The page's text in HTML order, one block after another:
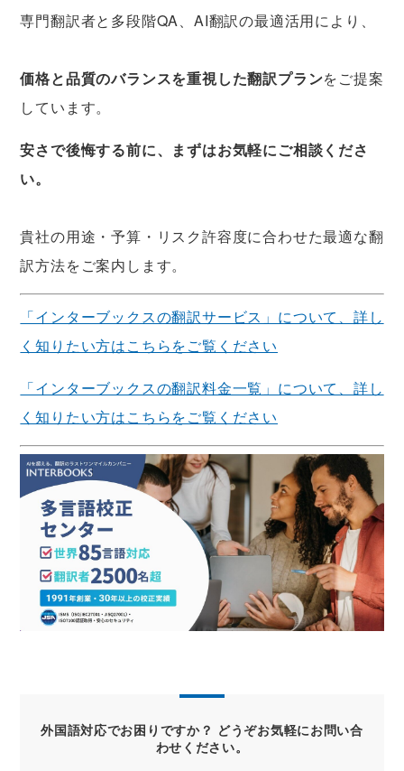
専門翻訳者と多段階QA、AI翻訳の最適活用により、
価格と品質のバランスを重視した翻訳プランをご提案
しています。
安さで後悔する前に、まずはお気軽にご相談くださ
い。
貴社の用途・予算・リスク許容度に合わせた最適な翻
訳方法をご案内します。
「インターブックスの翻訳サービス」について、詳し
く知りたい方はこちらをご覧ください
「インターブックスの翻訳料金一覧」について、詳し
く知りたい方はこちらをご覧ください
外国語対応でお困りですか？ どうぞお気軽にお問い合
わせください。